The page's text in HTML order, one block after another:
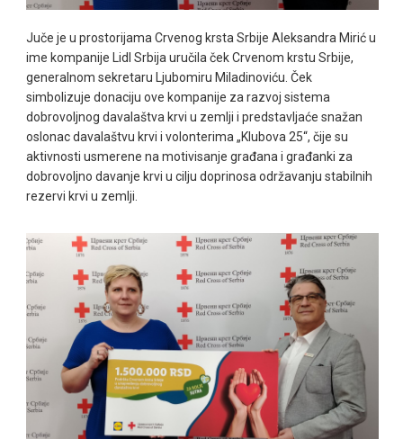
Juče je u prostorijama Crvenog krsta Srbije Aleksandra Mirić u
ime kompanije Lidl Srbija uručila ček Crvenom krstu Srbije,
generalnom sekretaru Ljubomiru Miladinoviću. Ček
simbolizuje donaciju ove kompanije za razvoj sistema
dobrovoljnog davalaštva krvi u zemlji i predstavljaće snažan
oslonac davalaštvu krvi i volonterima „Klubova 25“, čije su
aktivnosti usmerene na motivisanje građana i građanki za
dobrovoljno davanje krvi u cilju doprinosa održavanju stabilnih
rezervi krvi u zemlji.